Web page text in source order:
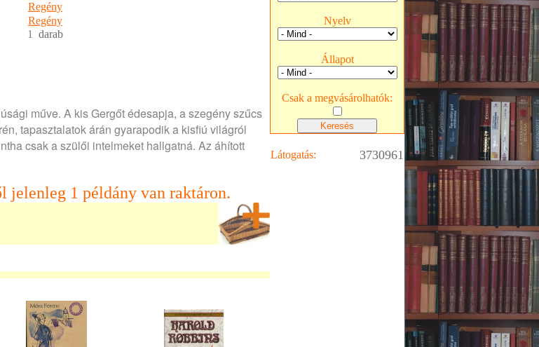
Regény
Regény
1 darab
műve. A kis Gergőt édesapja, a szegény szűcs
tapasztalatok árán gyarapodik a kisfiú világról
csak a szülői intelmeket hallgatná. Az áhított
1 példány van raktáron.
Nyelv
Állapot
Csak a megvásárolhatók:
Látogatás: 3730961